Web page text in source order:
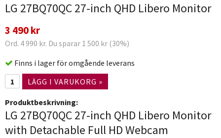
LG 27BQ70QC 27-inch QHD Libero Monitor
3 490 kr
Ord. 4 990 kr. Du sparar 1 500 kr (30%)
Finns i lager för omgående leverans
LÄGG I VARUKORG »
Produktbeskrivning:
LG 27BQ70QC 27-inch QHD Libero Monitor
with Detachable Full HD Webcam